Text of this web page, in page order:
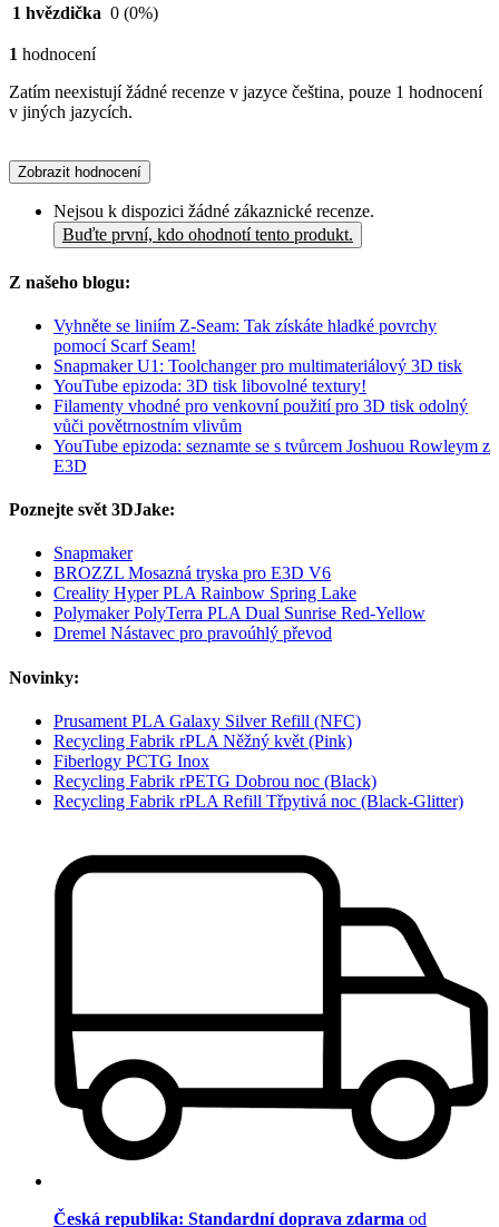
1 hvězdička 0 (0%)
1 hodnocení
Zatím neexistují žádné recenze v jazyce čeština, pouze 1 hodnocení
v jiných jazycích.
Zobrazit hodnocení
Nejsou k dispozici žádné zákaznické recenze.
Buďte první, kdo ohodnotí tento produkt.
Z našeho blogu:
Vyhněte se liniím Z-Seam: Tak získáte hladké povrchy
pomocí Scarf Seam!
Snapmaker U1: Toolchanger pro multimateriálový 3D tisk
YouTube epizoda: 3D tisk libovolné textury!
Filamenty vhodné pro venkovní použití pro 3D tisk odolný
vůči povětrnostním vlivům
YouTube epizoda: seznamte se s tvůrcem Joshuou Rowleym z
E3D
Poznejte svět 3DJake:
Snapmaker
BROZZL Mosazná tryska pro E3D V6
Creality Hyper PLA Rainbow Spring Lake
Polymaker PolyTerra PLA Dual Sunrise Red-Yellow
Dremel Nástavec pro pravoúhlý převod
Novinky:
Prusament PLA Galaxy Silver Refill (NFC)
Recycling Fabrik rPLA Něžný květ (Pink)
Fiberlogy PCTG Inox
Recycling Fabrik rPETG Dobrou noc (Black)
Recycling Fabrik rPLA Refill Třpytivá noc (Black-Glitter)
Česká republika: Standardní doprava zdarma od